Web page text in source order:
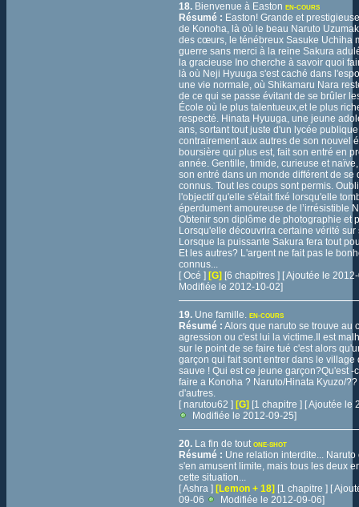
18. Bienvenue à Easton EN-COURS
Résumé : Easton! Grande et
de Konoha, là où le beau Naruto
des cœurs, le ténébreux Sasuke Uchiha
guerre sans merci à la reine Sakura
la gracieuse Ino cherche à savoir quoi
là où Neji Hyuuga s'est caché dans
une vie normale, où Shikamaru Nara
de ce qui se passe évitant de se brûler
École où le plus talentueux,et le plus
respecté. Hinata Hyuuga, une jeune
ans, sortant tout juste d'un lycée publique
contrairement aux autres de son nouvel
boursière qui plus est, fait son entré en
année. Gentille, timide, curieuse et
son entré dans un monde différent de se
connus. Tout les coups sont permis.
l'objectif qu'elle s'était fixé lorsqu'elle
éperdument amoureuse de l’irrésistible
Obtenir son diplôme de photographie et
Lorsqu'elle découvrira certaine vérité sur
Lorsque la puissante Sakura fera tout
Et les autres? L'argent ne fait pas le
connus...
[ Océ ] [G] [6 chapitres ] [ Ajoutée le
Modifiée le 2012-10-02]
19. Une famille. EN-COURS
Résumé : Alors que naruto se trouve au
agression ou c'est lui la victime.Il est
sur le point de se faire tué c'est alors
garçon qui fait sont entrer dans le village
sauve ! Qui est ce jeune garçon?Qu'est -
faire a Konoha ? Naruto/Hinata Kyuzo/
d'autres.
[ narutou62 ] [G] [1 chapitre ] [ Ajoutée le
Modifiée le 2012-09-25]
20. La fin de tout ONE-SHOT
Résumé : Une relation interdite... Naruto
s'en amusent limite, mais tous les deux
cette situation...
[ Ashra ] [Lemon + 18] [1 chapitre ] [
09-06
Modifiée le 2012-09-06]